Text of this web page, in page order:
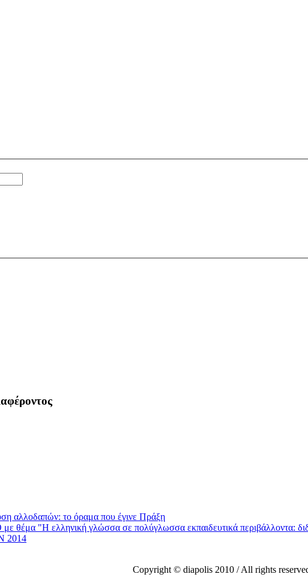
αλλοδαπών: το όραμα που έγινε Πράξη
"Η ελληνική γλώσσα σε πολύγλωσσα εκπαιδευτικά περιβάλλοντα:
2014
Copyright © diapolis 2010 / All rights